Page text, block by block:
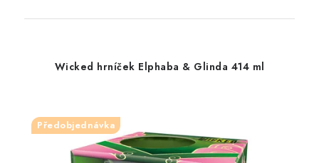
Wicked hrníček Elphaba & Glinda 414 ml
Předobjednávka